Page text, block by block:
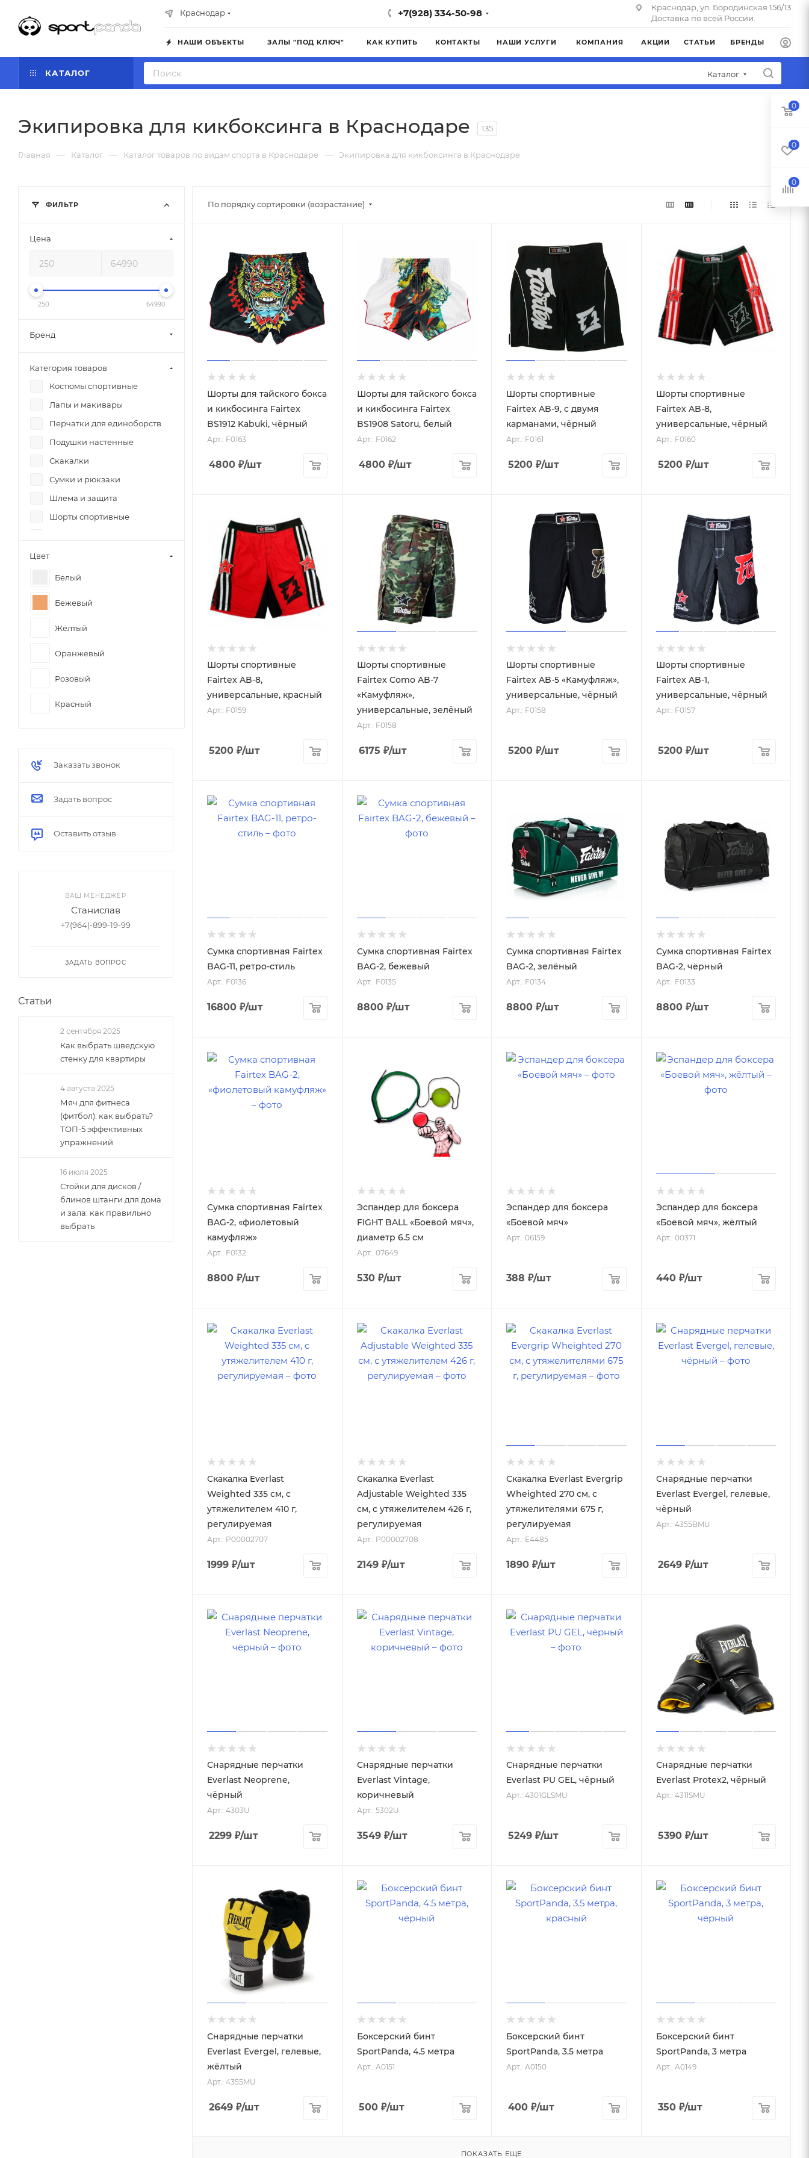
Краснодар +7(928) 334-50-98
Краснодар, ул. Бородинская 156/13
Доставка по всей России.
НАШИ ОБЪЕКТЫ ЗАЛЫ "ПОД КЛЮЧ" КАК КУПИТЬ КОНТАКТЫ НАШИ УСЛУГИ КОМПАНИЯ АКЦИИ СТАТЬИ БРЕНДЫ
КАТАЛОГ Каталог
Экипировка для кикбоксинга в Краснодаре 135
Главная — Каталог — Каталог товаров по видам спорта в Краснодаре — Экипировка для кикбоксинга в Краснодаре
По порядку сортировки (возрастание)
Шорты для тайского бокса
и кикбосинга Fairtex
BS1912 Kabuki, чёрный
Арт.: F0163
4800 ₽/шт
Шорты для тайского бокса
и кикбосинга Fairtex
BS1908 Satoru, белый
Арт.: F0162
4800₽/шт
Шорты спортивные
Fairtex AB-9, с двумя
карманами, чёрный
Арт.: F0161
5200 ₽/шт
Шорты спортивные
Fairtex AB-8,
универсальные, чёрный
Арт.: F0160
5200₽/шт
Шорты спортивные
Fairtex AB-8,
универсальные, красный
Арт.: F0159
5200 ₽/шт
Шорты спортивные
Fairtex Como AB-7
«Камуфляж»,
универсальные, зелёный
Арт.: F0158
6175 ₽/шт
Шорты спортивные
Fairtex AB-5 «Камуфляж»,
универсальные, чёрный
Арт.: F0158
5200 ₽/шт
Шорты спортивные
Fairtex AB-1,
универсальные, чёрный
Арт.: F0157
5200₽/шт
Сумка спортивная Fairtex
BAG-11, ретро-стиль
Арт.: F0136
16800 ₽/шт
Сумка спортивная Fairtex
BAG-2, бежевый
Арт.: F0135
8800₽/шт
Сумка спортивная Fairtex
BAG-2, зелёный
Арт.: F0134
8800 ₽/шт
Сумка спортивная Fairtex
BAG-2, чёрный
Арт.: F0133
8800₽/шт
Сумка спортивная Fairtex
BAG-2, «фиолетовый
камуфляж»
Арт.: F0132
8800 ₽/шт
Эспандер для боксера
FIGHT BALL «Боевой мяч»,
диаметр 6.5 см
Арт.: 07649
530₽/шт
Эспандер для боксера
«Боевой мяч»
Арт.: 06159
388 ₽/шт
Эспандер для боксера
«Боевой мяч», жёлтый
Арт.: 00371
440₽/шт
Скакалка Everlast
Weighted 335 см, с
утяжелителем 410 г,
регулируемая
Арт.: P00002707
1999 ₽/шт
Скакалка Everlast
Adjustable Weighted 335
см, с утяжелителем 426 г,
регулируемая
Арт.: P00002708
2149₽/шт
Скакалка Everlast Evergrip
Wheighted 270 см, с
утяжелителями 675 г,
регулируемая
Арт.: E4485
1890 ₽/шт
Снарядные перчатки
Everlast Evergel, гелевые,
чёрный
Арт.: 4355BMU
2649₽/шт
Снарядные перчатки
Everlast Neoprene,
чёрный
Арт.: 4303U
2299 ₽/шт
Снарядные перчатки
Everlast Vintage,
коричневый
Арт.: 5302U
3549₽/шт
Снарядные перчатки
Everlast PU GEL, чёрный
Арт.: 4301GLSMU
5249 ₽/шт
Снарядные перчатки
Everlast Protex2, чёрный
Арт.: 4311SMU
5390₽/шт
Снарядные перчатки
Everlast Evergel, гелевые,
жёлтый
Арт.: 4355MU
2649 ₽/шт
Боксерский бинт
SportPanda, 4.5 метра
Арт.: A0151
500₽/шт
Боксерский бинт
SportPanda, 3.5 метра
Арт.: A0150
400 ₽/шт
Боксерский бинт
SportPanda, 3 метра
Арт.: A0149
350₽/шт
ПОКАЗАТЬ ЕЩЕ
ФИЛЬТР
Цена
250 64990
Бренд
Категория товаров
Костюмы спортивные
Лапы и макивары
Перчатки для единоборств
Подушки настенные
Скакалки
Сумки и рюкзаки
Шлема и защита
Шорты спортивные
Цвет
Белый
Бежевый
Жёлтый
Оранжевый
Розовый
Красный
Тёмно-синий
Чёрный
Черный / синий
Черный/желтый
Синий / оранжевый
Синий / чёрный
Чёрный / белый
Чёрный / зелёный
Чёрный / оранжевый
Чёрный / красный
Синий / серый
Заказать звонок
Задать вопрос
Оставить отзыв
ВАШ МЕНЕДЖЕР
Станислав
+7(964)-899-19-99
ЗАДАТЬ ВОПРОС
Статьи
2 сентября 2025
Как выбрать шведскую
стенку для квартиры
4 августа 2025
Мяч для фитнеса
(фитбол): как выбрать?
ТОП-5 эффективных
упражнений
16 июля 2025
Стойки для дисков /
блинов штанги для дома
и зала: как правильно
выбрать
0
0
0